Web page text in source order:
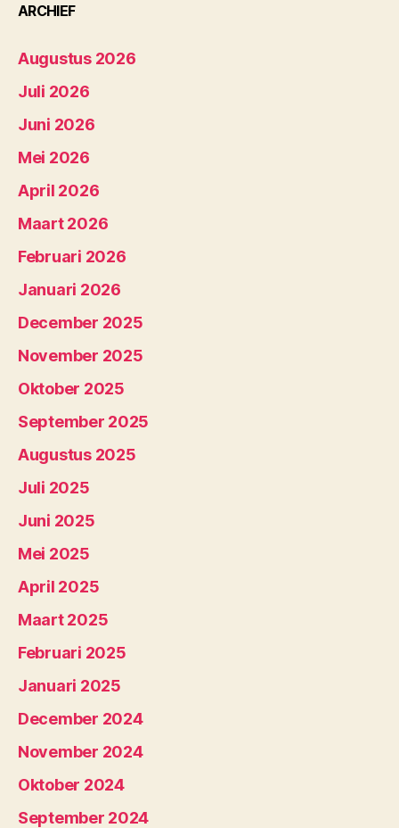
ARCHIEF
Augustus 2026
Juli 2026
Juni 2026
Mei 2026
April 2026
Maart 2026
Februari 2026
Januari 2026
December 2025
November 2025
Oktober 2025
September 2025
Augustus 2025
Juli 2025
Juni 2025
Mei 2025
April 2025
Maart 2025
Februari 2025
Januari 2025
December 2024
November 2024
Oktober 2024
September 2024